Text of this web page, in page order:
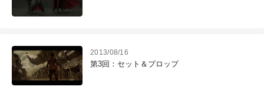
2013/08/16
第3回：セット＆プロップ